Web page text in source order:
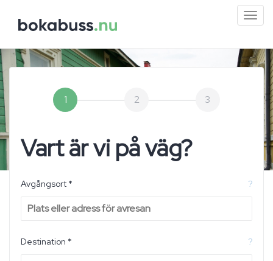
1 2 3
Vart är vi på väg?
Avgångsort * ?
Destination * ?